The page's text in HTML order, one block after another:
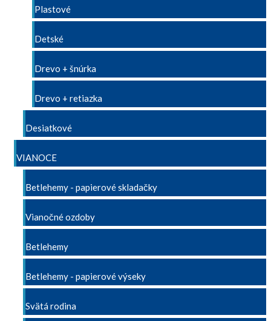
Plastové
Detské
Drevo + šnúrka
Drevo + retiazka
Desiatkové
VIANOCE
Betlehemy - papierové skladačky
Vianočné ozdoby
Betlehemy
Betlehemy - papierové výseky
Svätá rodina